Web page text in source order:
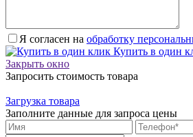
Я согласен на обработку
Купить в один
Закрыть окно
Запросить стоимость товара
Загрузка товара
Заполните данные для запроса цены